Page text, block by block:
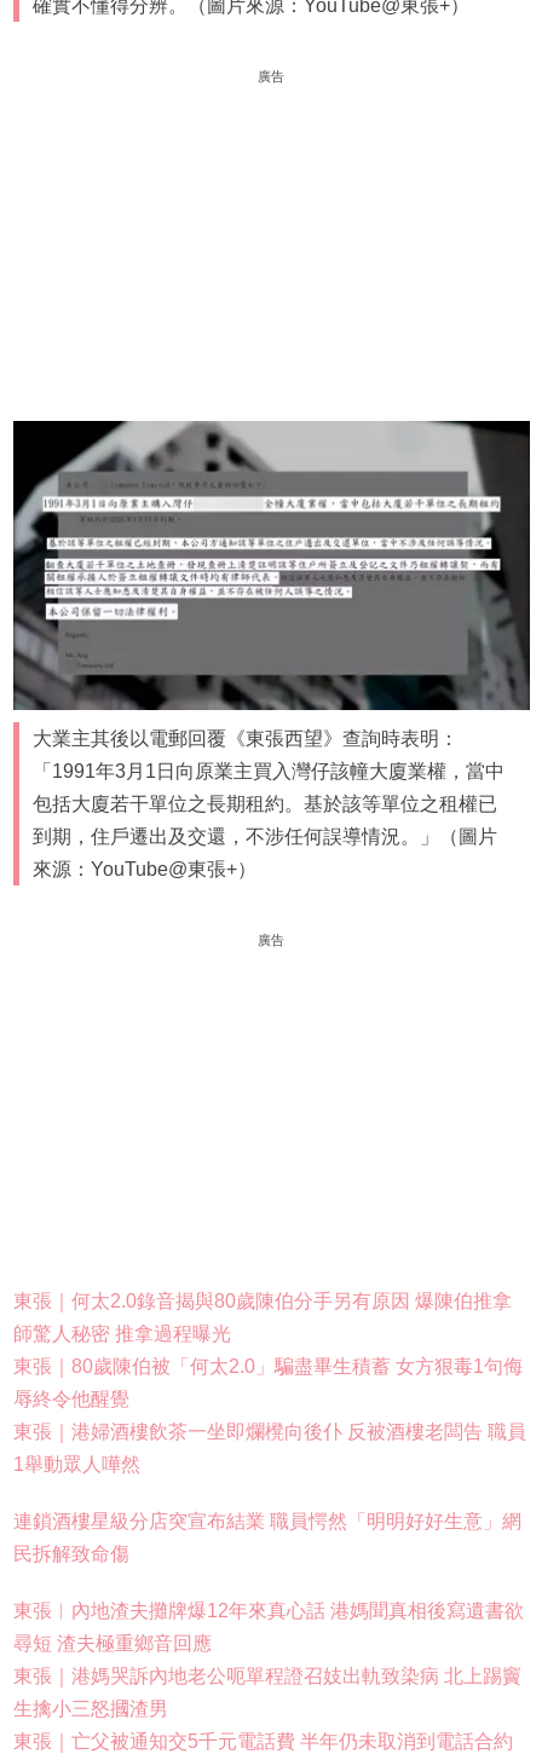
確實不懂得分辨。（圖片來源：YouTube@東張+）
廣告
大業主其後以電郵回覆《東張西望》查詢時表明：
「1991年3月1日向原業主買入灣仔該幢大廈業權，當中
包括大廈若干單位之長期租約。基於該等單位之租權已
到期，住戶遷出及交還，不涉任何誤導情況。」（圖片
來源：YouTube@東張+）
廣告
東張｜何太2.0錄音揭與80歲陳伯分手另有原因 爆陳伯推拿
師驚人秘密 推拿過程曝光
東張｜80歲陳伯被「何太2.0」騙盡畢生積蓄 女方狠毒1句侮
辱終令他醒覺
東張｜港婦酒樓飲茶一坐即爛櫈向後仆 反被酒樓老闆告 職員
1舉動眾人嘩然
連鎖酒樓星級分店突宣布結業 職員愕然「明明好好生意」網
民拆解致命傷
東張︱內地渣夫攤牌爆12年來真心話 港媽聞真相後寫遺書欲
尋短 渣夫極重鄉音回應
東張｜港媽哭訴內地老公呃單程證召妓出軌致染病 北上踢竇
生擒小三怒摑渣男
東張｜亡父被通知交5千元電話費 半年仍未取消到電話合約